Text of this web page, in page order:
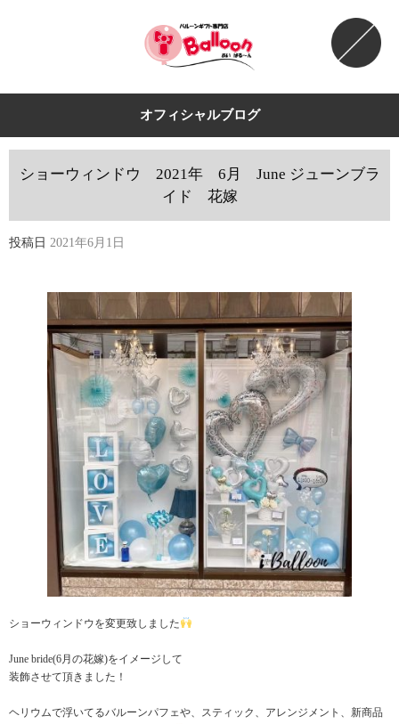
オフィシャルブログ
ショーウィンドウ 2021年 6月 June ジューンブラ
イド 花嫁
投稿日 2021年6月1日
ショーウィンドウを変更致しました
June bride(6月の花嫁)をイメージして
装飾させて頂きました！
ヘリウムで浮いてるバルーンパフェや、スティック、アレンジメント、新商品